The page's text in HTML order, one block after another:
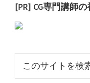
最
初
サ
イ
[PR] CG専門講師